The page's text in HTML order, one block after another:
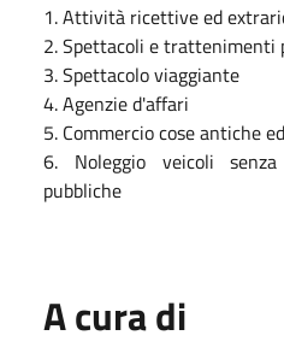
1. Attività ricettive ed
2. Spettacoli e trattenimenti
3. Spettacolo viaggiante
4. Agenzie d'affari
5. Commercio cose antiche
6. Noleggio veicoli
pubbliche
A cura di